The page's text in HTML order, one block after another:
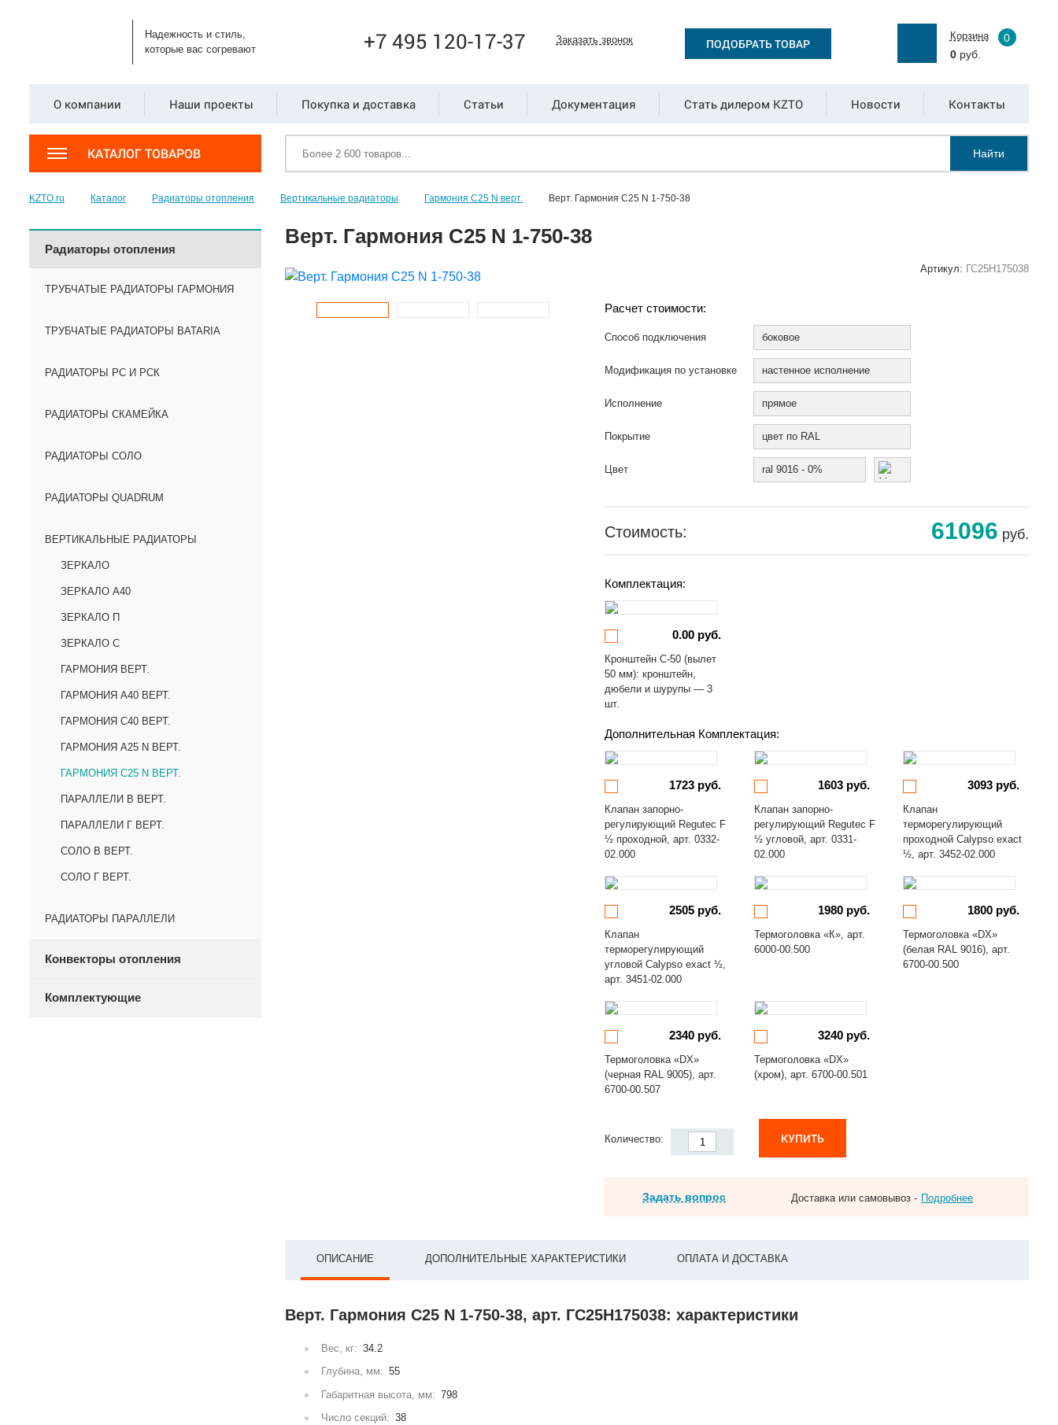
Надежность и стиль,
которые вас согревают
+7 495 120-17-37 Заказать звонок ПОДОБРАТЬ ТОВАР
Корзина
0
0руб.
О компании Наши проекты Покупка и доставка Статьи Документация Стать дилером KZTO Новости Контакты
КАТАЛОГ ТОВАРОВ Найти
KZTO.ru Каталог Радиаторы отопления Вертикальные радиаторы Гармония С25 N верт. Верт. Гармония С25 N 1-750-38
Радиаторы отопления
ТРУБЧАТЫЕ РАДИАТОРЫ ГАРМОНИЯ
ТРУБЧАТЫЕ РАДИАТОРЫ BATARIA
РАДИАТОРЫ РС И РСК
РАДИАТОРЫ СКАМЕЙКА
РАДИАТОРЫ СОЛО
РАДИАТОРЫ QUADRUM
ВЕРТИКАЛЬНЫЕ РАДИАТОРЫ
ЗЕРКАЛО
ЗЕРКАЛО А40
ЗЕРКАЛО П
ЗЕРКАЛО С
ГАРМОНИЯ ВЕРТ.
ГАРМОНИЯ А40 ВЕРТ.
ГАРМОНИЯ С40 ВЕРТ.
ГАРМОНИЯ А25 N ВЕРТ.
ГАРМОНИЯ С25 N ВЕРТ.
ПАРАЛЛЕЛИ В ВЕРТ.
ПАРАЛЛЕЛИ Г ВЕРТ.
СОЛО В ВЕРТ.
СОЛО Г ВЕРТ.
РАДИАТОРЫ ПАРАЛЛЕЛИ
Конвекторы отопления
Комплектующие
Верт. Гармония С25 N 1-750-38
Артикул: ГС25Н175038
Расчет стоимости:
Способ подключения боковое
Модификация по установке настенное исполнение
Исполнение прямое
Покрытие цвет по RAL
Цвет ral 9016 - 0%
Стоимость: 61096 руб.
Комплектация:
0.00 руб.
Кронштейн С-50 (вылет
50 мм): кронштейн,
дюбели и шурупы — 3
шт.
Дополнительная Комплектация:
1723 руб.
Клапан запорно-
регулирующий Regutec F
½ проходной, арт. 0332-
02.000
1603 руб.
Клапан запорно-
регулирующий Regutec F
½ угловой, арт. 0331-
02.000
3093 руб.
Клапан
терморегулирующий
проходной Calypso exact
½, арт. 3452-02.000
2505 руб.
Клапан
терморегулирующий
угловой Calypso exact ½,
арт. 3451-02.000
1980 руб.
Термоголовка «К», арт.
6000-00.500
1800 руб.
Термоголовка «DX»
(белая RAL 9016), арт.
6700-00.500
2340 руб.
Термоголовка «DX»
(черная RAL 9005), арт.
6700-00.507
3240 руб.
Термоголовка «DX»
(хром), арт. 6700-00.501
Количество: КУПИТЬ
Задать вопрос Доставка или самовывоз - Подробнее
ОПИСАНИЕ ДОПОЛНИТЕЛЬНЫЕ ХАРАКТЕРИСТИКИ ОПЛАТА И ДОСТАВКА
Верт. Гармония С25 N 1-750-38, арт. ГС25Н175038: характеристики
Вес, кг: 34.2
Глубина, мм: 55
Габаритная высота, мм: 798
Число секций: 38